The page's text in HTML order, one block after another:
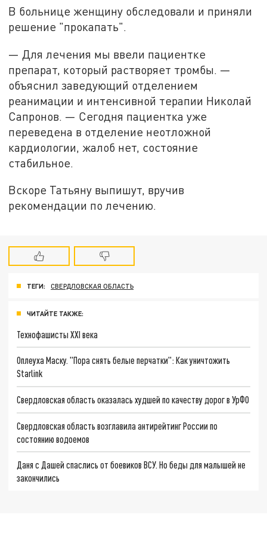
В больнице женщину обследовали и приняли
решение "прокапать".
— Для лечения мы ввели пациентке
препарат, который растворяет тромбы. —
объяснил заведующий отделением
реанимации и интенсивной терапии Николай
Сапронов. — Сегодня пациентка уже
переведена в отделение неотложной
кардиологии, жалоб нет, состояние
стабильное.
Вскоре Татьяну выпишут, вручив
рекомендации по лечению.
ТЕГИ: СВЕРДЛОВСКАЯ ОБЛАСТЬ
ЧИТАЙТЕ ТАКЖЕ:
Технофашисты XXI века
Оплеуха Маску. "Пора снять белые перчатки": Как уничтожить
Starlink
Свердловская область оказалась худшей по качеству дорог в УрФО
Свердловская область возглавила антирейтинг России по
состоянию водоемов
Даня с Дашей спаслись от боевиков ВСУ. Но беды для малышей не
закончились